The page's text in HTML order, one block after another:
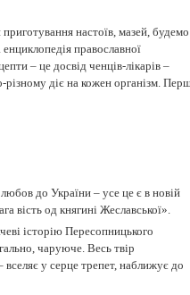
настоїв, мазей, будемо
православної
– це досвід ченців-лікарів –
різному діє на кожен організм.
до України – усе це є в новій
вість од княгині Жеславської».
історію Пересопницького
чаруюче. Весь твір
у серце трепет, наближує до